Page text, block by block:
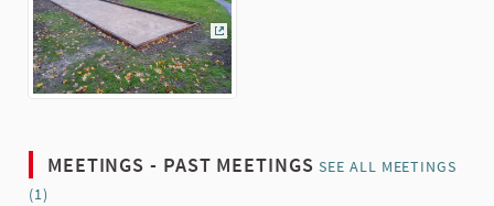
(External link)
MEETINGS - PAST MEETINGSSEE ALL MEETINGS
(1)